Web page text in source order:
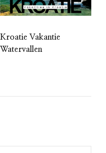
Kroatie Vakantie
Watervallen